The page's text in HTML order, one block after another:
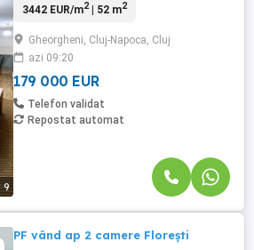
9
Gheorgheni zona Sopor. Apartamentul are
mp si este compus din: hol, living cu
bucatarie, baie, dormitor si terasa cu iesire
din living si dormitor ...
3442 EUR/m2| 52 m2
Gheorgheni, Cluj-Napoca, Cluj
azi 09:20
179 000 EUR
Telefon validat
Repostat automat
PF vând ap 2 camere Florești